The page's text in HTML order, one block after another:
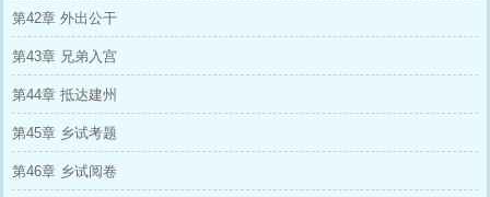
第42章 外出公干
第43章 兄弟入宫
第44章 抵达建州
第45章 乡试考题
第46章 乡试阅卷